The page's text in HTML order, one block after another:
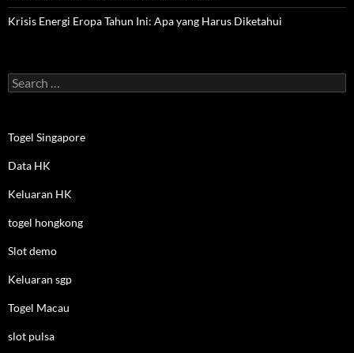
Krisis Energi Eropa Tahun Ini: Apa yang Harus Diketahui
Search
for:
Togel Singapore
Data HK
Keluaran HK
togel hongkong
Slot demo
Keluaran sgp
Togel Macau
slot pulsa